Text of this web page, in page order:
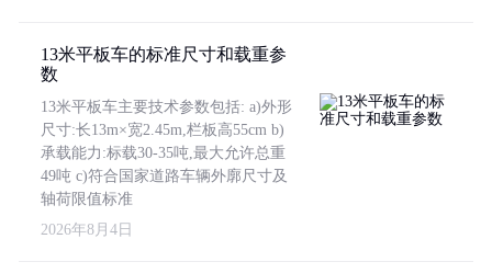
13米平板车的标准尺寸和载重参
数
13米平板车主要技术参数包括: a)外形
尺寸:长13m×宽2.45m,栏板高55cm b)
承载能力:标载30-35吨,最大允许总重
49吨 c)符合国家道路车辆外廓尺寸及
轴荷限值标准
2026年8月4日